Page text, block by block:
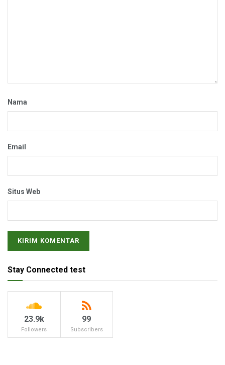
Nama
Email
Situs Web
Stay Connected test
23.9k
Followers
99
Subscribers